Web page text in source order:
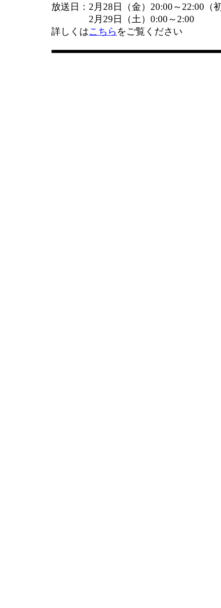
放送日：2月28日（金）20:00～22:00（
2月29日（土）0:00～2:00
詳しくはこちら をご覧ください